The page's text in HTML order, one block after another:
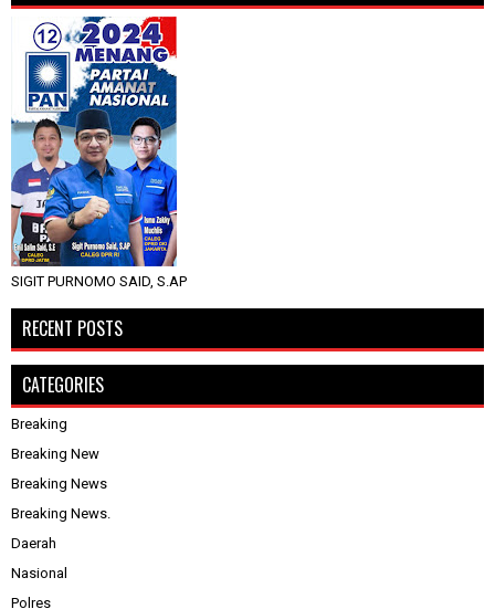
SIGIT PURNOMO SAID, S.AP
RECENT POSTS
CATEGORIES
Breaking
Breaking New
Breaking News
Breaking News.
Daerah
Nasional
Polres